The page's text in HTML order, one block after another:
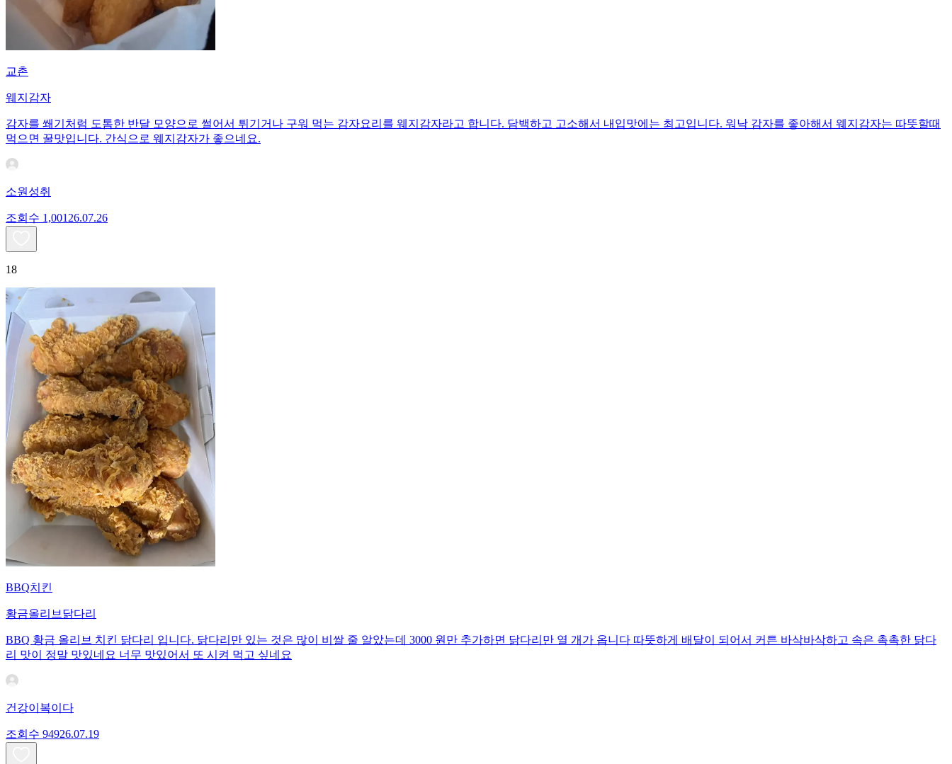
교촌
웨지감자
감자를 쐐기처럼 도톰한 반달 모양으로 썰어서 튀기거나 구워 먹는 감자요리를 웨지감자라고 합니다. 담백하고 고소해서 내입맛에는 최고입니다. 워낙 감자를 좋아해서 웨지감자는 따뜻할때
먹으면 꿀맛입니다. 간식으로 웨지감자가 좋으네요.
소원성취
조회수 1,001 26.07.26
18
BBQ치킨
황금올리브닭다리
BBQ 황금 올리브 치킨 닭다리 입니다. 닭다리만 있는 것은 많이 비쌀 줄 알았는데 3000 원만 추가하면 닭다리만 열 개가 옵니다 따뜻하게 배달이 되어서 커튼 바삭바삭하고 속은 촉촉한 닭다
리 맛이 정말 맛있네요 너무 맛있어서 또 시켜 먹고 싶네요
건강이복이다
조회수 94926.07.19